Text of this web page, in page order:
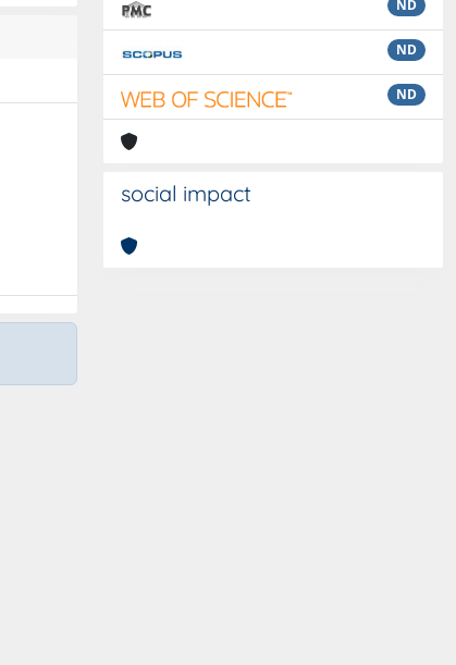
ND
ND
ND
social impact